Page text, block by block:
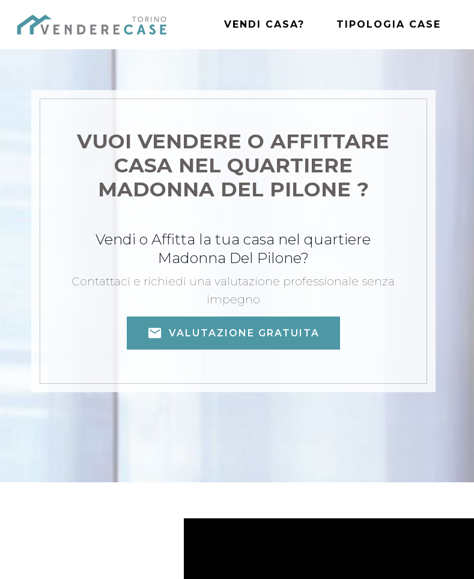
VENDI CASA? TIPOLOGIA CASE
VUOI VENDERE O AFFITTARE
CASA NEL QUARTIERE
MADONNA DEL PILONE ?
Vendi o Affitta la tua casa nel quartiere
Madonna Del Pilone?
Contattaci e richiedi una valutazione professionale senza
impegno
VALUTAZIONE GRATUITA